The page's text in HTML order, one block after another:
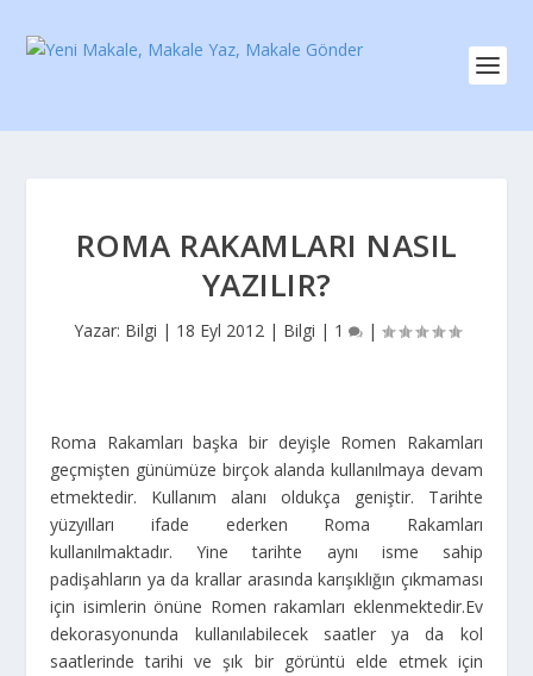
ROMA RAKAMLARI NASIL
YAZILIR?
Yazar: Bilgi | 18 Eyl 2012| Bilgi | 1 |
Roma Rakamları başka bir deyişle Romen Rakamları
geçmişten günümüze birçok alanda kullanılmaya devam
etmektedir. Kullanım alanı oldukça geniştir. Tarihte
yüzyılları ifade ederken Roma Rakamları
kullanılmaktadır. Yine tarihte aynı isme sahip
padişahların ya da krallar arasında karışıklığın çıkmaması
için isimlerin önüne Romen rakamları eklenmektedir.Ev
dekorasyonunda kullanılabilecek saatler ya da kol
saatlerinde tarihi ve şık bir görüntü elde etmek için